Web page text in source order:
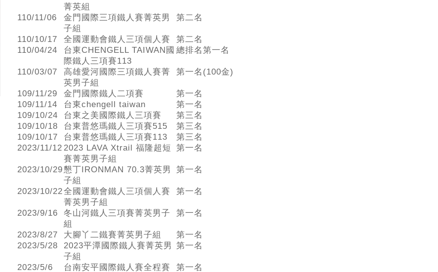
菁英組
110/11/06
金門國際三項鐵人賽菁英男
子組
第二名
110/10/17 全國運動會鐵人三項個人賽
第二名
110/04/24
台東CHENGELL TAIWAN國
際鐵人三項賽113
總排名第一名
110/03/07
高雄愛河國際三項鐵人賽菁
英男子組
第一名(100金)
109/11/29 金門國際鐵人二項賽
第一名
109/11/14
台東chengell taiwan
第一名
109/10/24
台東之美國際鐵人三項賽
第三名
109/10/18
台東普悠瑪鐵人三項賽515
第三名
109/10/17
台東普悠瑪鐵人三項賽113
第三名
2023/11/12 2023 LAVA Xtrail 福隆超短
賽菁英男子組
第一名
2023/10/29懇丁IRONMAN 70.3菁英男
子組
第一名
2023/10/22全國運動會鐵人三項個人賽
菁英男子組
第一名
2023/9/16
冬山河鐵人三項賽菁英男子
組
第一名
2023/8/27 大腳丫二鐵賽菁英男子組
第一名
2023/5/28
2023平潭國際鐵人賽菁英男
子組
第一名
2023/5/6
台南安平國際鐵人賽全程賽
第一名